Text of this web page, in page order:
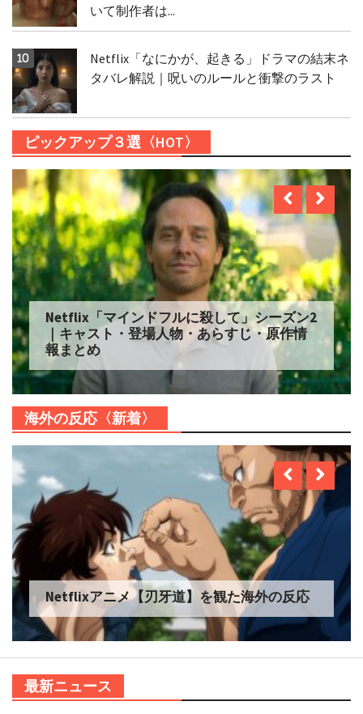
いて制作者は...
Netflix「なにかが、起きる」ドラマの結末ネ
タバレ解説｜呪いのルールと衝撃のラスト
ピックアップ３選〈HOT〉
Netflix「マインドフルに殺して」シーズン2
｜キャスト・登場人物・あらすじ・原作情
報まとめ
海外の反応〈新着〉
Netflixアニメ【刃牙道】を観た海外の反応
最新ニュース